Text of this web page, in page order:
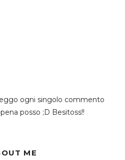
ogni singolo commento
posso ;D Besitoss!!
ME